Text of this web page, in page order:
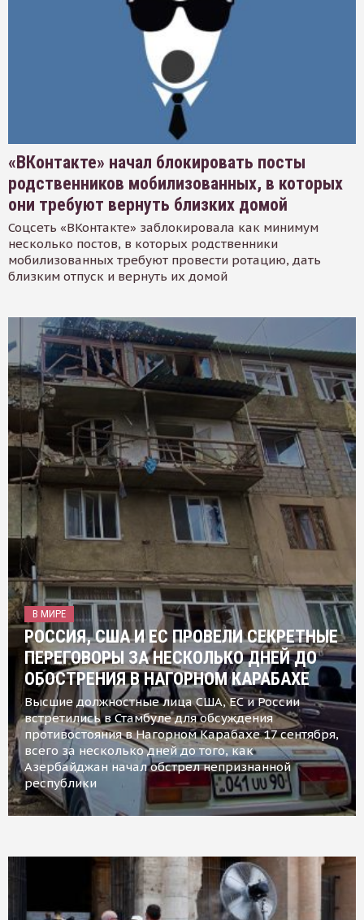
«ВКонтакте» начал блокировать посты
родственников мобилизованных, в которых
они требуют вернуть близких домой
Соцсеть «ВКонтакте» заблокировала как минимум
несколько постов, в которых родственники
мобилизованных требуют провести ротацию, дать
близким отпуск и вернуть их домой
В МИРЕ
РОССИЯ, США И ЕС ПРОВЕЛИ СЕКРЕТНЫЕ
ПЕРЕГОВОРЫ ЗА НЕСКОЛЬКО ДНЕЙ ДО
ОБОСТРЕНИЯ В НАГОРНОМ КАРАБАХЕ
Высшие должностные лица США, ЕС и России
встретились в Стамбуле для обсуждения
противостояния в Нагорном Карабахе 17 сентября,
всего за несколько дней до того, как
Азербайджан начал обстрел непризнанной
республики